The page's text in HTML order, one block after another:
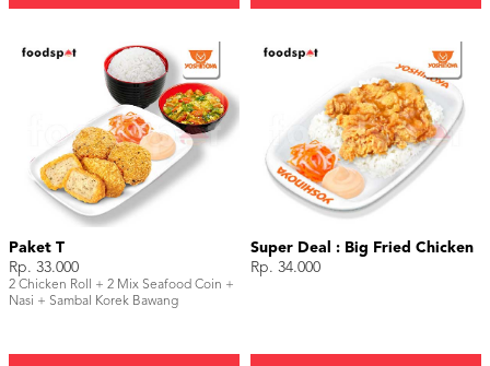
Paket T
Rp. 33.000
2 Chicken Roll + 2 Mix Seafood Coin +
Nasi + Sambal Korek Bawang
Super Deal : Big Fried Chicken
Rp. 34.000